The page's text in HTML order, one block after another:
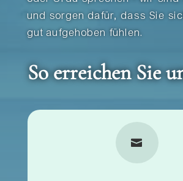
und sorgen dafür, dass Sie
gut aufgehoben fühlen.
So erreichen Sie
